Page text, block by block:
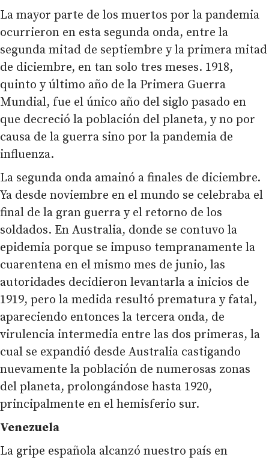
La mayor parte de los muertos por la pandemia
ocurrieron en esta segunda onda, entre la
segunda mitad de septiembre y la primera mitad
de diciembre, en tan solo tres meses. 1918,
quinto y último año de la Primera Guerra
Mundial, fue el único año del siglo pasado en
que decreció la población del planeta, y no por
causa de la guerra sino por la pandemia de
influenza.
La segunda onda amainó a finales de diciembre.
Ya desde noviembre en el mundo se celebraba el
final de la gran guerra y el retorno de los
soldados. En Australia, donde se contuvo la
epidemia porque se impuso tempranamente la
cuarentena en el mismo mes de junio, las
autoridades decidieron levantarla a inicios de
1919, pero la medida resultó prematura y fatal,
apareciendo entonces la tercera onda, de
virulencia intermedia entre las dos primeras, la
cual se expandió desde Australia castigando
nuevamente la población de numerosas zonas
del planeta, prolongándose hasta 1920,
principalmente en el hemisferio sur.
Venezuela
La gripe española alcanzó nuestro país en